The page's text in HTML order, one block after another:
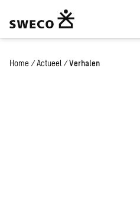
Home / Actueel / Verhalen